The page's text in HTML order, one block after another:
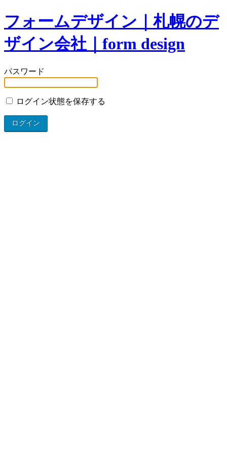
フォームデザイン｜札幌のデ
ザイン会社｜form design
パスワード
ログイン状態を保存する